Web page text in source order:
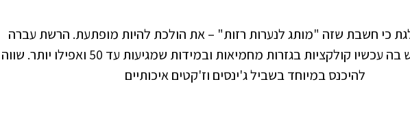
כי חשבת שזה "מותג לנערות רזות" – את הולכת להיות מופתעת. הרשת עברה
מיתוג מחדש, ויש בה עכשיו קולקציות בגזרות מחמיאות ובמידות שמגיעות עד 50 ואפילו יותר. שווה
להיכנס במיוחד בשביל ג'ינסים וז'קטים איכותיים